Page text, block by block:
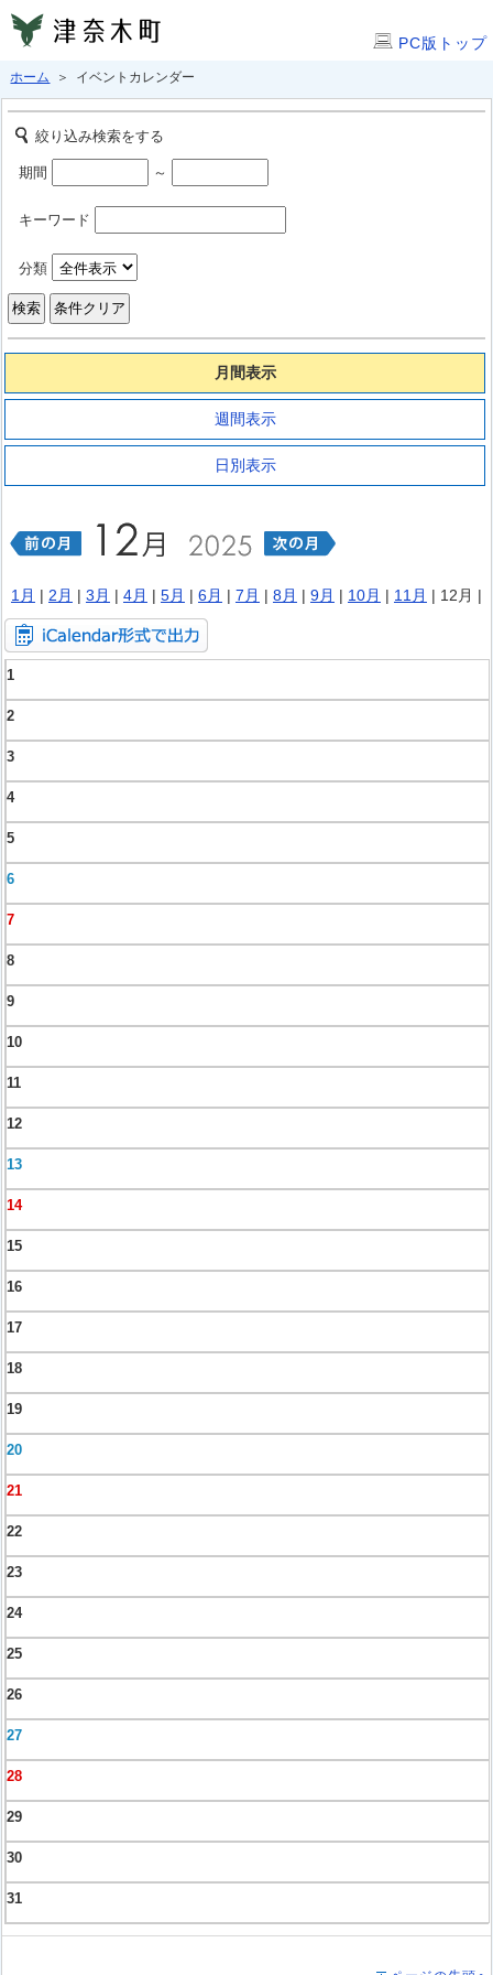
PC版トップ
ホーム ＞ イベントカレンダー
絞り込み検索をする
期間 ～
キーワード
分類
月間表示
週間表示
日別表示
1月 | 2月 | 3月 | 4月 | 5月 | 6月 | 7月 | 8月 | 9月 | 10月 | 11月 | 12月 |
1
2
3
4
5
6
7
8
9
10
11
12
13
14
15
16
17
18
19
20
21
22
23
24
25
26
27
28
29
30
31